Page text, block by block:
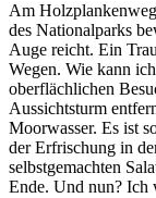
Am
des Nationalparks
Auge reicht. Ein
Wegen. Wie kann
oberflächlichen
Aussichtsturm
Moorwasser. Es ist
der Erfrischung in
selbstgemachten
Ende. Und nun?